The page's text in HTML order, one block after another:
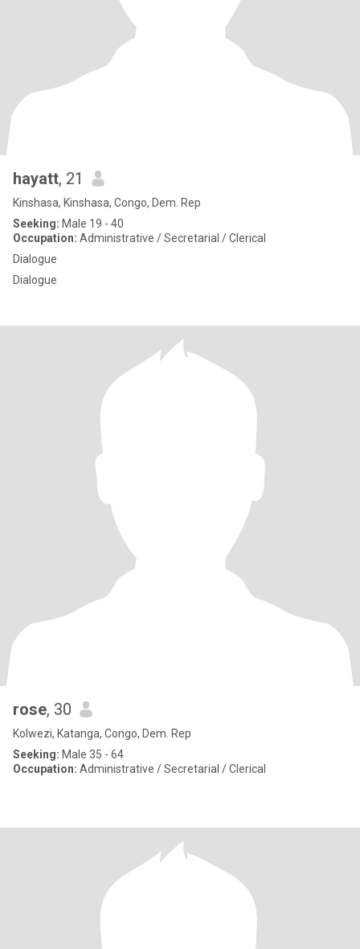
hayatt, 21
Kinshasa, Kinshasa, Congo, Dem. Rep
Seeking: Male 19 - 40
Occupation: Administrative / Secretarial / Clerical
Dialogue
Dialogue
rose, 30
Kolwezi, Katanga, Congo, Dem. Rep
Seeking: Male 35 - 64
Occupation: Administrative / Secretarial / Clerical